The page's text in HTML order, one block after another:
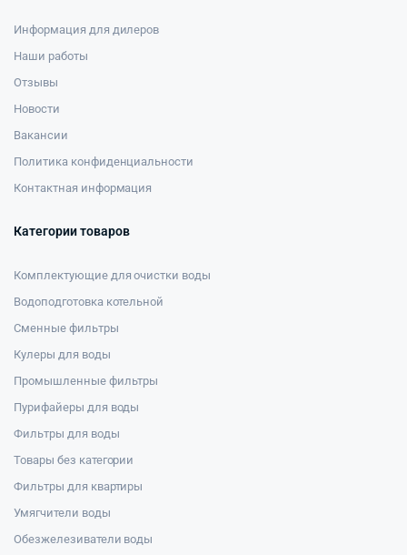
Информация для дилеров
Наши работы
Отзывы
Новости
Вакансии
Политика конфиденциальности
Контактная информация
Категории товаров
Комплектующие для очистки воды
Водоподготовка котельной
Сменные фильтры
Кулеры для воды
Промышленные фильтры
Пурифайеры для воды
Фильтры для воды
Товары без категории
Фильтры для квартиры
Умягчители воды
Обезжелезиватели воды